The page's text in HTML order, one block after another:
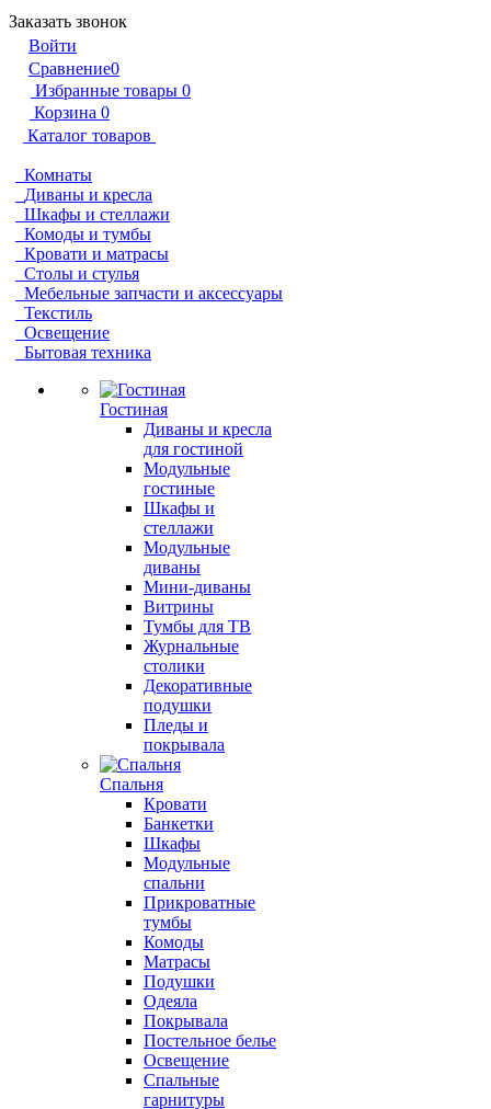
Заказать звонок
Войти
Сравнение0
Избранные товары 0
Корзина 0
Каталог товаров
Комнаты
Диваны и кресла
Шкафы и стеллажи
Комоды и тумбы
Кровати и матрасы
Столы и стулья
Мебельные запчасти и аксессуары
Текстиль
Освещение
Бытовая техника
Гостиная
Диваны и кресла
для гостиной
Модульные
гостиные
Шкафы и
стеллажи
Модульные
диваны
Мини-диваны
Витрины
Тумбы для ТВ
Журнальные
столики
Декоративные
подушки
Пледы и
покрывала
Спальня
Кровати
Банкетки
Шкафы
Модульные
спальни
Прикроватные
тумбы
Комоды
Матрасы
Подушки
Одеяла
Покрывала
Постельное белье
Освещение
Спальные
гарнитуры